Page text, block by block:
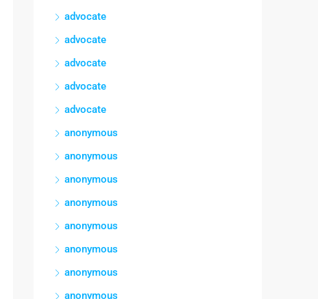
advocate
advocate
advocate
advocate
advocate
anonymous
anonymous
anonymous
anonymous
anonymous
anonymous
anonymous
anonymous